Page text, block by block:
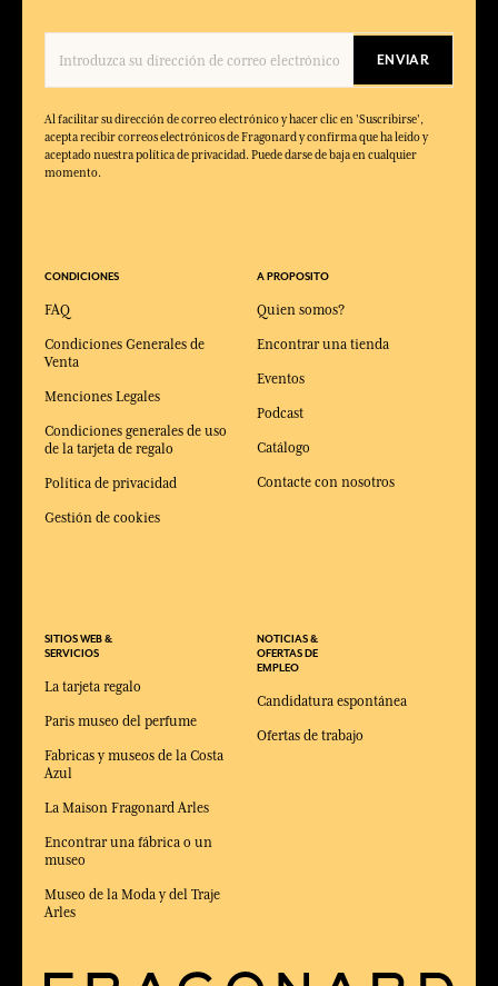
ENVIAR
Al facilitar su dirección de correo electrónico y hacer clic en 'Suscribirse',
acepta recibir correos electrónicos de Fragonard y confirma que ha leído y
aceptado nuestra política de privacidad. Puede darse de baja en cualquier
momento.
CONDICIONES
FAQ
Condiciones Generales de
Venta
Menciones Legales
Condiciones generales de uso
de la tarjeta de regalo
Política de privacidad
Gestión de cookies
SITIOS WEB &
SERVICIOS
La tarjeta regalo
Paris museo del perfume
Fabricas y museos de la Costa
Azul
La Maison Fragonard Arles
Encontrar una fábrica o un
museo
Museo de la Moda y del Traje
Arles
A PROPOSITO
Quien somos?
Encontrar una tienda
Eventos
Podcast
Catálogo
Contacte con nosotros
NOTICIAS &
OFERTAS DE
EMPLEO
Candidatura espontánea
Ofertas de trabajo